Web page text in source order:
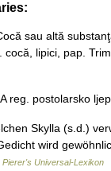
sau altă
cocă, lipici, pap.
reg. postolarsko
Skylla (s.d.)
wird
Pierer's Universal-Lexikon